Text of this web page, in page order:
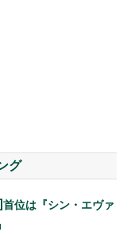
グ
位は『シン・エヴァ